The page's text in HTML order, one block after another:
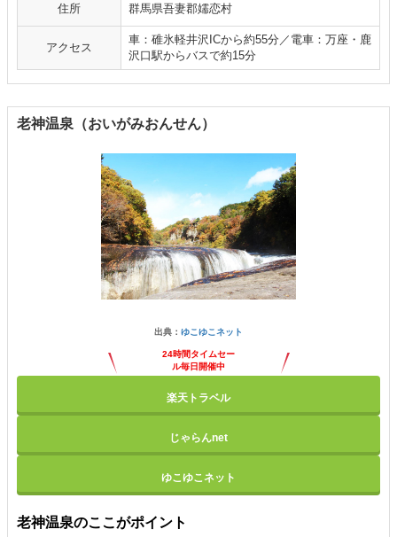
住所 群馬県吾妻郡嬬恋村
アクセス
車：碓氷軽井沢ICから約55分／電車：万座・鹿
沢口駅からバスで約15分
老神温泉（おいがみおんせん）
出典： ゆこゆこネット
24時間タイムセー
ル毎日開催中
楽天トラベル
じゃらんnet
ゆこゆこネット
老神温泉のここがポイント